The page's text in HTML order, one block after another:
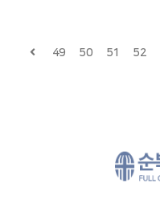
49 50 51 52